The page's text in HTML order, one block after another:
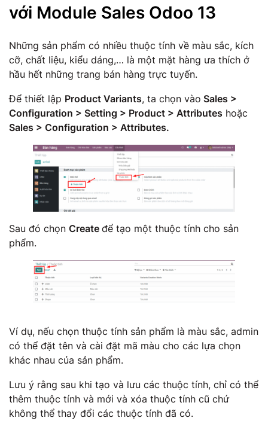
với Module Sales Odoo 13
Những sản phẩm có nhiều thuộc tính về màu sắc, kích
cỡ, chất liệu, kiểu dáng,… là một mặt hàng ưa thích ở
hầu hết những trang bán hàng trực tuyến.
Để thiết lập Product Variants, ta chọn vào Sales >
Configuration > Setting > Product > Attributes hoặc
Sales > Configuration > Attributes.
Sau đó chọn Create để tạo một thuộc tính cho sản
phẩm.
Ví dụ, nếu chọn thuộc tính sản phẩm là màu sắc, admin
có thể đặt tên và cài đặt mã màu cho các lựa chọn
khác nhau của sản phẩm.
Lưu ý rằng sau khi tạo và lưu các thuộc tính, chỉ có thể
thêm thuộc tính và mới và xóa thuộc tính cũ chứ
không thể thay đổi các thuộc tính đã có.